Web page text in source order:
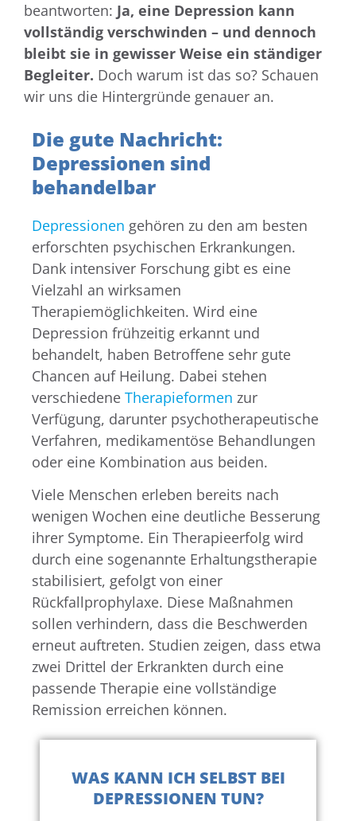
beantworten: Ja, eine Depression kann
vollständig verschwinden – und dennoch
bleibt sie in gewisser Weise ein ständiger
Begleiter. Doch warum ist das so? Schauen
wir uns die Hintergründe genauer an.
Die gute Nachricht:
Depressionen sind
behandelbar
Depressionen gehören zu den am besten
erforschten psychischen Erkrankungen.
Dank intensiver Forschung gibt es eine
Vielzahl an wirksamen
Therapiemöglichkeiten. Wird eine
Depression frühzeitig erkannt und
behandelt, haben Betroffene sehr gute
Chancen auf Heilung. Dabei stehen
verschiedene Therapieformen zur
Verfügung, darunter psychotherapeutische
Verfahren, medikamentöse Behandlungen
oder eine Kombination aus beiden.
Viele Menschen erleben bereits nach
wenigen Wochen eine deutliche Besserung
ihrer Symptome. Ein Therapieerfolg wird
durch eine sogenannte Erhaltungstherapie
stabilisiert, gefolgt von einer
Rückfallprophylaxe. Diese Maßnahmen
sollen verhindern, dass die Beschwerden
erneut auftreten. Studien zeigen, dass etwa
zwei Drittel der Erkrankten durch eine
passende Therapie eine vollständige
Remission erreichen können.
WAS KANN ICH SELBST BEI
DEPRESSIONEN TUN?